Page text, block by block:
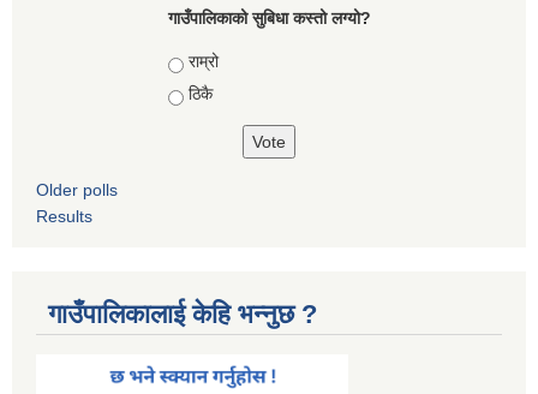
गाउँपालिकाको सुबिधा कस्तो लग्यो?
Choices
राम्रो
ठिकै
Older polls
Results
गाउँपालिकालाई केहि भन्नुछ ?